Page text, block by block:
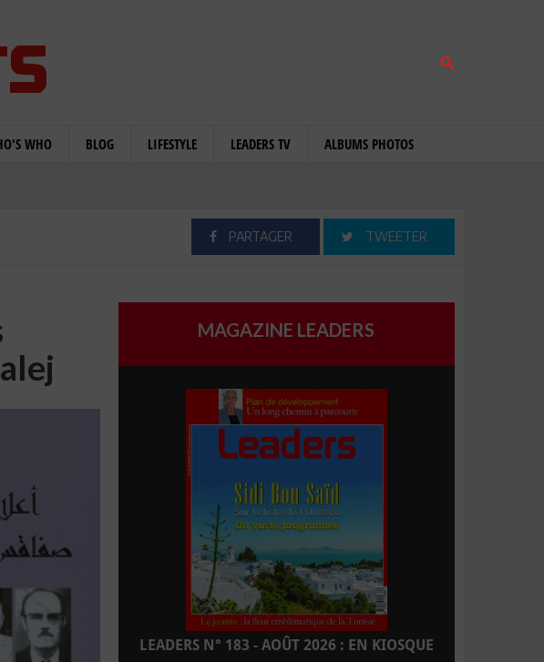
WHO BLOG LIFESTYLE LEADERS TV ALBUMS PHOTOS
PARTAGER TWEETER
MAGAZINE LEADERS
LEADERS N° 183 - AOÛT 2026 : EN KIOSQUE